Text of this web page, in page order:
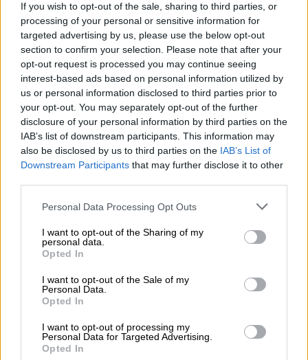
If you wish to opt-out of the sale, sharing to third parties, or
processing of your personal or sensitive information for
targeted advertising by us, please use the below opt-out
section to confirm your selection. Please note that after your
opt-out request is processed you may continue seeing
interest-based ads based on personal information utilized by
us or personal information disclosed to third parties prior to
your opt-out. You may separately opt-out of the further
disclosure of your personal information by third parties on the
IAB’s list of downstream participants. This information may
also be disclosed by us to third parties on the IAB’s List of
Downstream Participants that may further disclose it to other
Please note that this website/app uses one or more Google
not limited to your visit or usage behaviour. You may click to
grant or deny consent to Google and its third-party tags to
use your data for below specified purposes in below Google
consent section.
Personal Data Processing Opt Outs
I want to opt-out of the Sharing of my
personal data.
Opted In
I want to opt-out of the Sale of my
Personal Data.
Opted In
I want to opt-out of processing my
Personal Data for Targeted Advertising.
Opted In
συναυλία της Άννας Βίσσηστο Καλλιμάρμαρο
Στάδιο το Σάββατο 13 Σεπτεμβρίου.
ΔΙΑΒΑΣΤΕ ΕΠΙΣΗΣ
Μουσική|22.03.2025 10:50
«Πανζουρλισμός» για ένα εισιτήριο
για τη συναυλία της Άννας Βίσση στο
Καλλιμάρμαρο - Έπεσε η πλατφόρμα
Η μεγάλη ζήτηση
Μετά την περσινή εντυπωσιακή συναυλία
ενημέρωσης, η Ελληνίδα
τραγουδίστρια
ανακοίνωσε ότι επιστρέφει ξανά στο
αθηναϊκό στάδιο για μία ακόμη λαμπερή
βραδιά προκαλώντας πανικό στους